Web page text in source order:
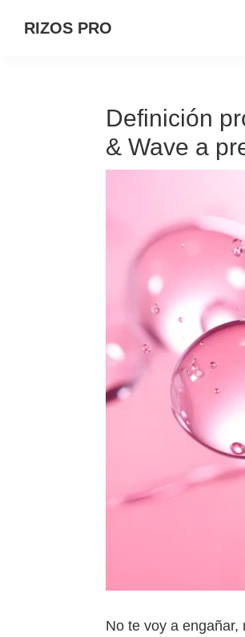
RIZOS PRO
Definición
& Wave a
No te voy a engañar,